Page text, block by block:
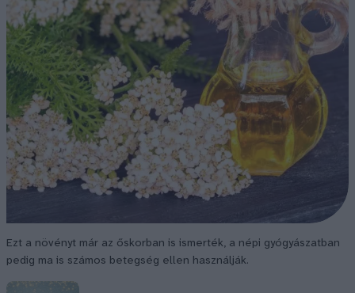
Ezt a növényt már az őskorban is ismerték, a népi gyógyászatban
pedig ma is számos betegség ellen használják.